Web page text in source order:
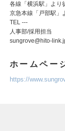
各線「横浜駅」より
京急本線「戸部駅」
TEL ---
人事部/採用担当
sungrove@hito-
ホームペー
https://